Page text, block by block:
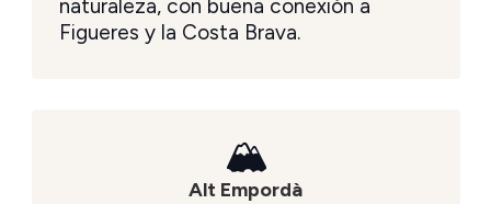
naturaleza, con buena conexión a
Figueres y la Costa Brava.
🏔
Alt Empordà